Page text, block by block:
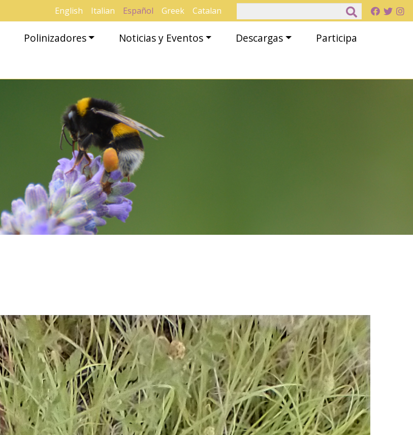
English Italian Español Greek Catalan
Polinizadores Noticias y Eventos Descargas
Participa